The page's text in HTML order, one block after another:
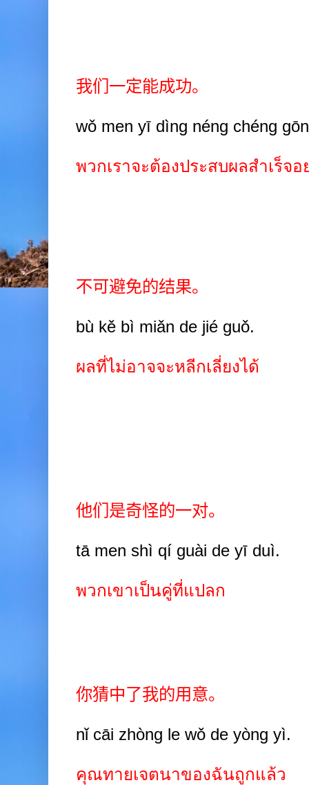
我们一定能成功。
wǒ men yī dìng néng chéng
พวกเราจะต้องประสบผลสำเร็จ
不可避免的结果。
bù kě bì miǎn de jié guǒ.
ผลที่ไม่อาจจะหลีกเลี่ยงได้
他们是奇怪的一对。
tā men shì qí guài de yī duì.
พวกเขาเป็นคู่ที่แปลก
你猜中了我的用意。
nǐ cāi zhòng le wǒ de yòng yì.
คุณทายเจตนาของฉันถูกแล้ว